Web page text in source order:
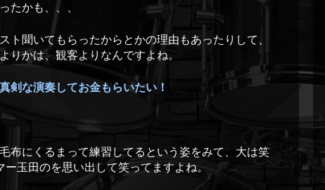
たかも、、、
ト聞いてもらったからとかの理由もあったりして、
りかは、観客よりなんですよね。
剣な演奏してお金もらいたい！
布にくるまって練習してるという姿をみて、大は笑
玉田のを思い出して笑ってますよね。